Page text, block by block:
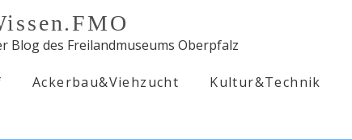
Blog des Freilandmuseums Oberpfalz
Ackerbau&Viehzucht Kultur&Technik